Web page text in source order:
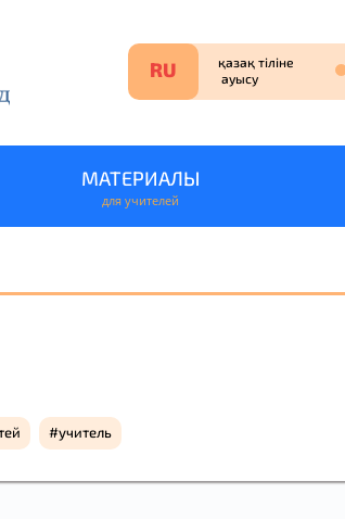
МАТЕРИАЛЫ
для учителей
учитель
ученик